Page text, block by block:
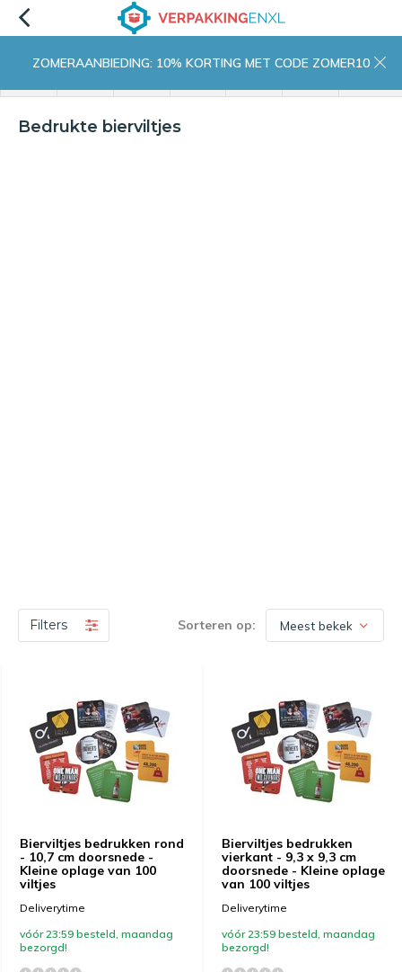
ZOMERAANBIEDING: 10% KORTING MET CODE ZOMER10
Bedrukte bierviltjes
Filters Sorteren op:
Bierviltjes bedrukken rond
- 10,7 cm doorsnede -
Kleine oplage van 100
viltjes
Deliverytime
vóór 23:59 besteld, maandag
bezorgd!
Bierviltjes bedrukken
vierkant - 9,3 x 9,3 cm
doorsnede - Kleine oplage
van 100 viltjes
Deliverytime
vóór 23:59 besteld, maandag
bezorgd!